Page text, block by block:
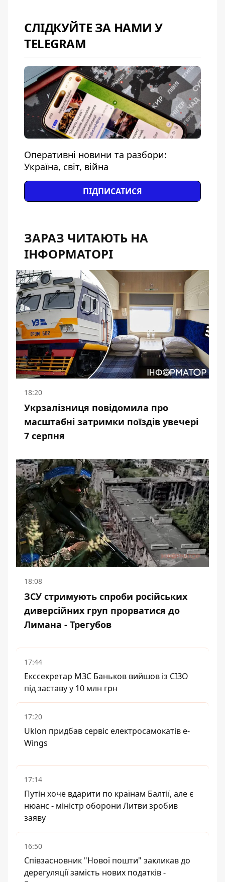
СЛІДКУЙТЕ ЗА НАМИ У
TELEGRAM
Оперативні новини та разбори:
Україна, світ, війна
ПІДПИСАТИСЯ
ЗАРАЗ ЧИТАЮТЬ НА
ІНФОРМАТОРІ
18:20
Укрзалізниця повідомила про
масштабні затримки поїздів увечері
7 серпня
18:08
ЗСУ стримують спроби російських
диверсійних груп прорватися до
Лимана - Трегубов
17:44
Екссекретар МЗС Баньков вийшов із СІЗО
під заставу у 10 млн грн
17:20
Uklon придбав сервіс електросамокатів e-
Wings
17:14
Путін хоче вдарити по країнам Балтії, але є
нюанс - міністр оборони Литви зробив
заяву
16:50
Співзасновник "Нової пошти" закликав до
дерегуляції замість нових податків -